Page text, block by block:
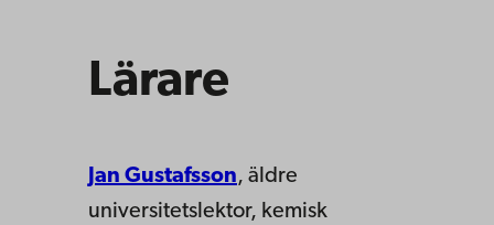
Lärare
Jan Gustafsson, äldre
universitetslektor, kemisk